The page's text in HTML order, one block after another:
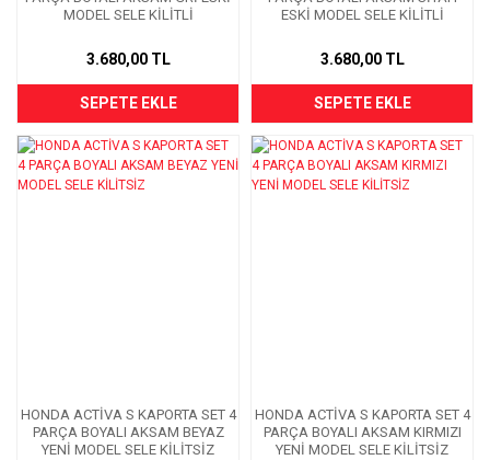
MODEL SELE KİLİTLİ
3.680,00 TL
SEPETE EKLE
ESKİ MODEL SELE KİLİTLİ
3.680,00 TL
SEPETE EKLE
HONDA ACTİVA S KAPORTA SET 4
PARÇA BOYALI AKSAM BEYAZ
YENİ MODEL SELE KİLİTSİZ
HONDA ACTİVA S KAPORTA SET 4
PARÇA BOYALI AKSAM KIRMIZI
YENİ MODEL SELE KİLİTSİZ